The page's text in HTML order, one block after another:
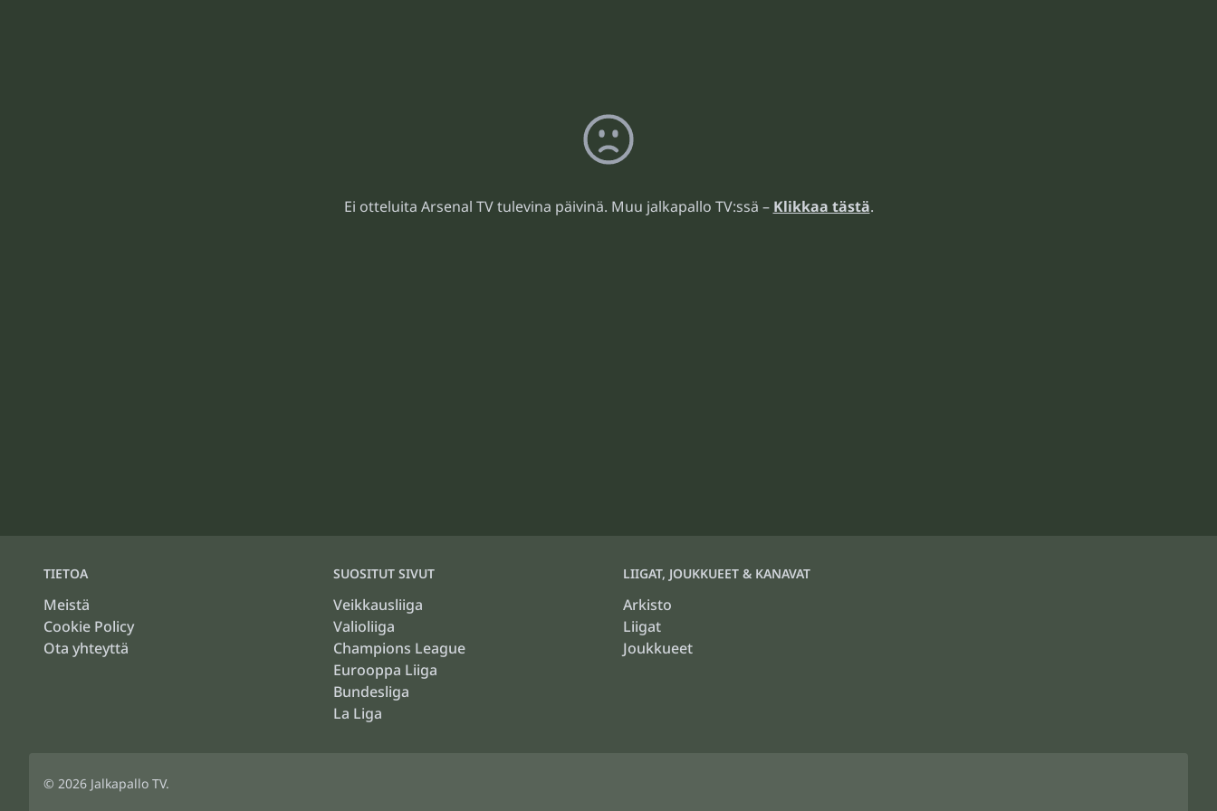
Ei otteluita Arsenal TV tulevina päivinä. Muu jalkapallo TV:ssä – Klikkaa tästä.
TIETOA
Meistä
Cookie Policy
Ota yhteyttä
SUOSITUT SIVUT
Veikkausliiga
Valioliiga
Champions League
Eurooppa Liiga
Bundesliga
La Liga
LIIGAT, JOUKKUEET & KANAVAT
Arkisto
Liigat
Joukkueet
© 2026 Jalkapallo TV.